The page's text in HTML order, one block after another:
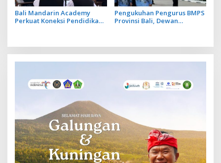
Bali Mandarin Academy
Perkuat Koneksi Pendidikan
Pengukuhan Pengurus BMPS
Provinsi Bali, Dewan